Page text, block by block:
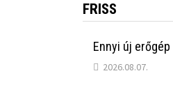
FRISS
Ennyi új
2026.08.07.